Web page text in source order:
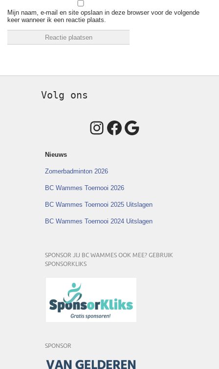
Mijn naam, e-mail en site opslaan in deze browser voor de volgende
keer wanneer ik een reactie plaats.
Volg ons
Instagram
Facebook
Google
Nieuws
Zomerbadminton 2026
BC Wammes Toernooi 2026
BC Wammes Toernooi 2025 Uitslagen
BC Wammes Toernooi 2024 Uitslagen
SPONSOR JIJ BC WAMMES OOK MEE? GEBRUIK
SPONSORKLIKS
SPONSOR